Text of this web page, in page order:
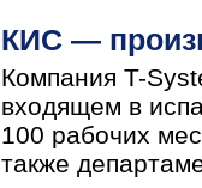
КИС —
Компания T-
входящем в
100 рабочих
также